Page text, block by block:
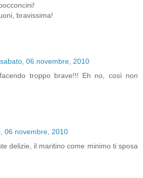
bravissima!
sabato, 06 novembre, 2010
troppo brave!!! Eh no, così non
06 novembre, 2010
delizie, il maritino come minimo ti sposa